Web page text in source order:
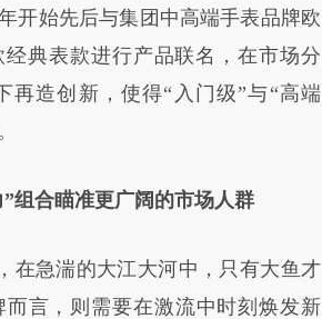
开始先后与集团中高端手表品牌欧
典表款进行产品联名，在市场分
造创新，使得“入门级”与“高端
组合瞄准更广阔的市场人群
急湍的大江大河中，只有大鱼才
言，则需要在激流中时刻焕发新